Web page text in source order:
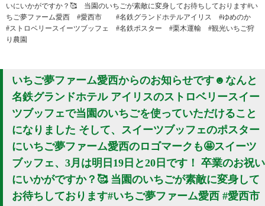
いにいかがですか？🥰 当園のいちごが素敵に変身してお待ちしております#い
ちご夢ファーム愛西 #愛西市 #名鉄グランドホテルアイリス #ゆめのか
#ストロベリースイーツブッフェ #名鉄ポスター #栗木運輸 #観光いちご狩
り農園
いちご夢ファーム愛西からのお知らせです☻なんと️
名鉄グランドホテル アイリスのストロベリースイー
ツブッフェで当園のいちごを使っていただけること
になりました そして、スイーツブッフェのポスター
にいちご夢ファーム愛西のロゴマークも️🤩スイーツ
ブッフェ、3月は明日19日と20日です！ 卒業のお祝い
にいかがですか？🥰 当園のいちごが素敵に変身して
お待ちしております#いちご夢ファーム愛西 #愛西市